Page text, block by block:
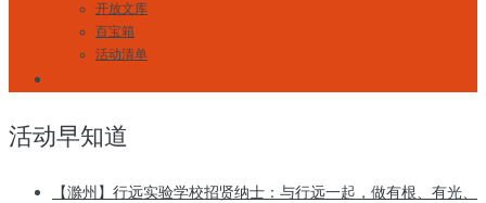
开放文库
百宝箱
活动清单
活动早知道
【滁州】行远实验学校招贤纳士：与行远一起，做有根、有光、